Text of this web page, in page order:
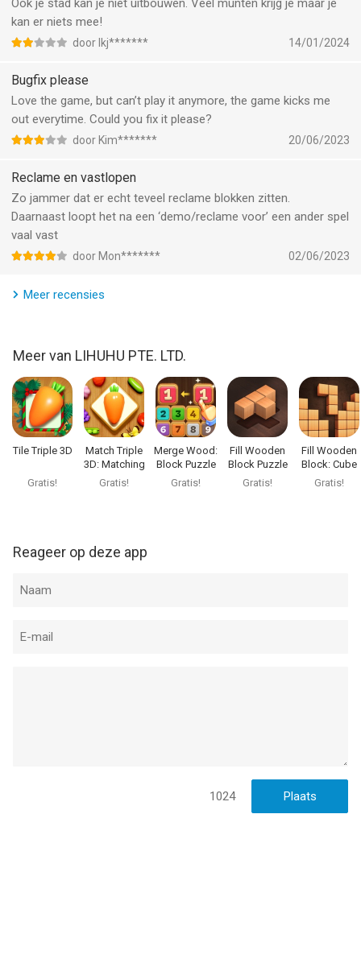
your vehicle. Make every level more exciting!
• Unique regions & areas to navigate through, from crowded
• Keep on traveling all around the world and enjoy the gorgeous
views.
Drive traffic escape 3D parking lots will keep you entertained
for hours! Move it & help the car out, can you handle the
Download and join this addictive car parking game and unleash
your vehicle masters skills right away!
--
voor iPhone, iPad en iPod touch met iOS versie 12.5 of hoger,
Informatie voor Parking Master 3D Car Parkingis het laatst
Ook je stad kan je niet uitbouwen. Veel munten krijg je maar je
kan er niets mee!
door Ikj******* 14/01/2024
Bugfix please
Love the game, but can’t play it anymore, the game kicks me
out everytime. Could you fix it please?
door Kim******* 20/06/2023
Reclame en vastlopen
Zo jammer dat er echt teveel reclame blokken zitten.
Daarnaast loopt het na een ‘demo/reclame voor’ een ander spel
vaal vast
door Mon******* 02/06/2023
Meer recensies
Meer van LIHUHU PTE. LTD.
Tile Triple 3D
Gratis!
Match Triple
3D: Matching
Tile
Gratis!
Merge Wood:
Block Puzzle
Gratis!
Fill Wooden
Block Puzzle
8x8
Gratis!
Fill Wooden
Block: Cube
Puzzle
Gratis!
Reageer op deze app
1024